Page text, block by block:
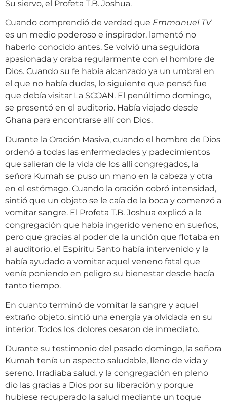
Su siervo, el Profeta T.B. Joshua.
Cuando comprendió de verdad que Emmanuel TV
es un medio poderoso e inspirador, lamentó no
haberlo conocido antes. Se volvió una seguidora
apasionada y oraba regularmente con el hombre de
Dios. Cuando su fe había alcanzado ya un umbral en
el que no había dudas, lo siguiente que pensó fue
que debía visitar La SCOAN. El penúltimo domingo,
se presentó en el auditorio. Había viajado desde
Ghana para encontrarse allí con Dios.
Durante la Oración Masiva, cuando el hombre de Dios
ordenó a todas las enfermedades y padecimientos
que salieran de la vida de los allí congregados, la
señora Kumah se puso un mano en la cabeza y otra
en el estómago. Cuando la oración cobró intensidad,
sintió que un objeto se le caía de la boca y comenzó a
vomitar sangre. El Profeta T.B. Joshua explicó a la
congregación que había ingerido veneno en sueños,
pero que gracias al poder de la unción que flotaba en
al auditorio, el Espíritu Santo había intervenido y la
había ayudado a vomitar aquel veneno fatal que
venía poniendo en peligro su bienestar desde hacía
tanto tiempo.
En cuanto terminó de vomitar la sangre y aquel
extraño objeto, sintió una energía ya olvidada en su
interior. Todos los dolores cesaron de inmediato.
Durante su testimonio del pasado domingo, la señora
Kumah tenía un aspecto saludable, lleno de vida y
sereno. Irradiaba salud, y la congregación en pleno
dio las gracias a Dios por su liberación y porque
hubiese recuperado la salud mediante un toque